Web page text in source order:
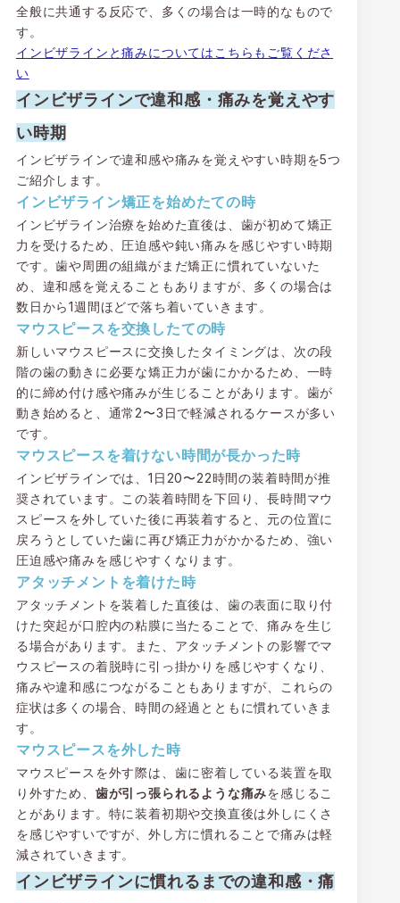
全般に共通する反応で、多くの場合は一時的なもので
す。
インビザラインと痛みについてはこちらもご覧くださ
い
インビザラインで違和感・痛みを覚えやす
い時期
インビザラインで違和感や痛みを覚えやすい時期を5つ
ご紹介します。
インビザライン矯正を始めたての時
インビザライン治療を始めた直後は、歯が初めて矯正
力を受けるため、圧迫感や鈍い痛みを感じやすい時期
です。歯や周囲の組織がまだ矯正に慣れていないた
め、違和感を覚えることもありますが、多くの場合は
数日から1週間ほどで落ち着いていきます。
マウスピースを交換したての時
新しいマウスピースに交換したタイミングは、次の段
階の歯の動きに必要な矯正力が歯にかかるため、一時
的に締め付け感や痛みが生じることがあります。歯が
動き始めると、通常2〜3日で軽減されるケースが多い
です。
マウスピースを着けない時間が長かった時
インビザラインでは、1日20〜22時間の装着時間が推
奨されています。この装着時間を下回り、長時間マウ
スピースを外していた後に再装着すると、元の位置に
戻ろうとしていた歯に再び矯正力がかかるため、強い
圧迫感や痛みを感じやすくなります。
アタッチメントを着けた時
アタッチメントを装着した直後は、歯の表面に取り付
けた突起が口腔内の粘膜に当たることで、痛みを生じ
る場合があります。また、アタッチメントの影響でマ
ウスピースの着脱時に引っ掛かりを感じやすくなり、
痛みや違和感につながることもありますが、これらの
症状は多くの場合、時間の経過とともに慣れていきま
す。
マウスピースを外した時
マウスピースを外す際は、歯に密着している装置を取
り外すため、 歯が引っ張られるような痛みを感じるこ
とがあります。特に装着初期や交換直後は外しにくさ
を感じやすいですが、外し方に慣れることで痛みは軽
減されていきます。
インビザラインに慣れるまでの違和感・痛